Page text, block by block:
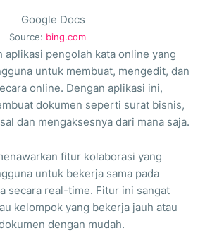
Source: bing.com
aplikasi pengolah kata online yang
untuk membuat, mengedit, dan
online. Dengan aplikasi ini,
dokumen seperti surat bisnis,
dan mengaksesnya dari mana saja.
fitur kolaborasi yang
untuk bekerja sama pada
secara real-time. Fitur ini sangat
kelompok yang bekerja jauh atau
dengan mudah.